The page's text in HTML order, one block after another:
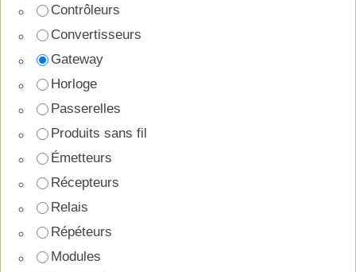
Contrôleurs
Convertisseurs
Gateway
Horloge
Passerelles
Produits sans fil
Émetteurs
Récepteurs
Relais
Répéteurs
Modules